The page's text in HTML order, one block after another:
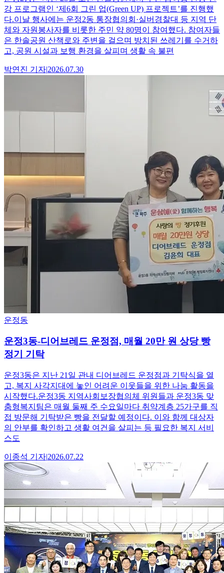
강 프로그램인 ‘제6회 그린 업(Green UP) 프로젝트’를 진행했
다.이날 행사에는 운정2동 통장협의회·실버경찰대 등 지역 단
체와 자원봉사자를 비롯한 주민 약 80명이 참여했다. 참여자들
은 한솔공원 산책로와 주변을 걸으며 방치된 쓰레기를 수거하
고, 공원 시설과 보행 환경을 살피며 생활 속 불편
박연진 기자|2026.07.30
운정동
운정3동-디어브레드 운정점, 매월 20만 원 상당 빵
정기 기탁
운정3동은 지난 21일 관내 디어브레드 운정점과 기탁식을 열
고, 복지 사각지대에 놓인 어려운 이웃들을 위한 나눔 활동을
시작했다.운정3동 지역사회보장협의체 위원들과 운정3동 맞
춤형복지팀은 매월 둘째 주 수요일마다 취약계층 25가구를 직
접 방문해 기탁받은 빵을 전달할 예정이다. 이와 함께 대상자
의 안부를 확인하고 생활 여건을 살피는 등 필요한 복지 서비
스도
이종석 기자|2026.07.22